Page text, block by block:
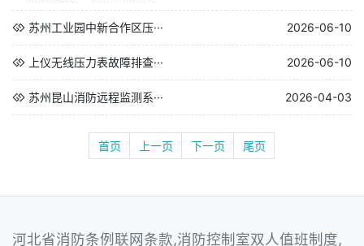
苏州工业园中新合作区压··· 2026-06-10
上仪无线压力表故障排查··· 2026-06-10
苏州昆山消防远程监测系··· 2026-04-03
首页 上一页 下一页 尾页
河北省消防条例联网条款,消防控制室双人值班制度,